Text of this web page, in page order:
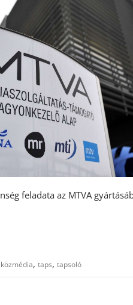
feladata az MTVA
közmédia, taps, tapsoló